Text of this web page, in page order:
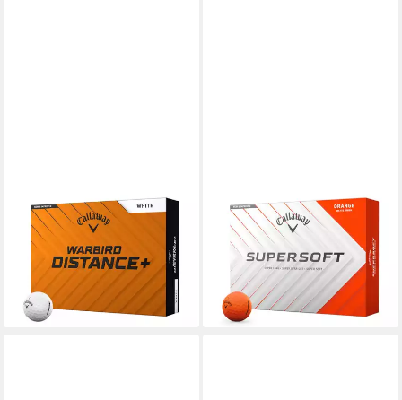
Golfball Callaway Warbird
Distance+ Golfball (1 Dutzend)
12 Stück Weiß, maximale
Geschwindigkeit
lieferbar - in 3-4 Werktagen bei dir
Golfball Callaway Golfball
Supersoft 2025 Orange 1
Dutzend
30,00 € UVP35,00 €
-14%
lieferbar - in 4-5 Werktagen bei dir